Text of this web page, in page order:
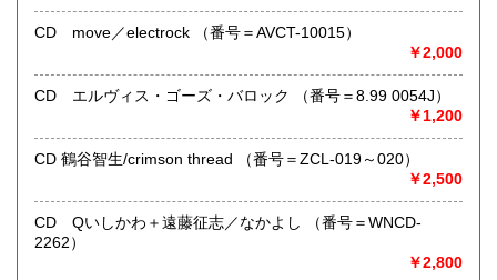
●商品の発送に際しては水濡れ対策等、丁寧な梱包を心掛けて
す。 ご容赦下さい。
●当店は古書以外にも様々な商品を取り扱っています。下記
沿線名：東急田園都市線
最寄駅：三軒茶屋駅北出口Aから下北沢方面へ6分 ゴリラビ
ルの向かい 小田急バス太子堂停留所前
営業時間：平日=10:00〜19:00 日曜・祭日=12:00～18:00
定休日：火曜日
CD move／electrock （番号＝AVCT-10015）
￥2,000
CD エルヴィス・ゴーズ・バロック （番号＝8.99 0054J）
￥1,200
CD 鶴谷智生/crimson thread （番号＝ZCL-019～020）
￥2,500
CD Qいしかわ＋遠藤征志／なかよし （番号＝WNCD-
2262）
￥2,800